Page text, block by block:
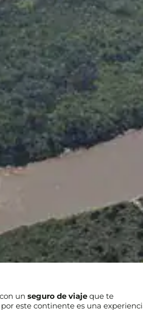
un seguro de viaje que te
este continente es una